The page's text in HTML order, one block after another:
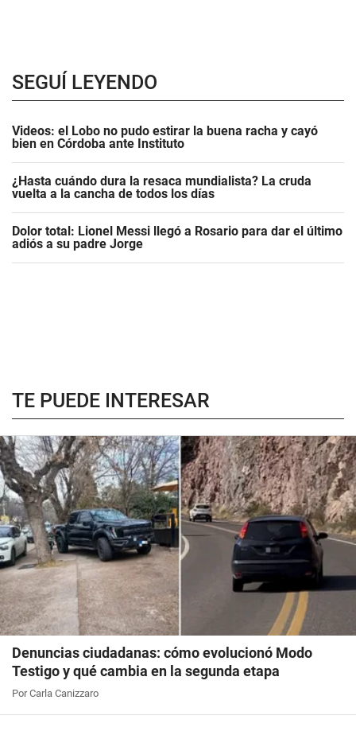
SEGUÍ LEYENDO
Videos: el Lobo no pudo estirar la buena racha y cayó
bien en Córdoba ante Instituto
¿Hasta cuándo dura la resaca mundialista? La cruda
vuelta a la cancha de todos los días
Dolor total: Lionel Messi llegó a Rosario para dar el último
adiós a su padre Jorge
TE PUEDE INTERESAR
Denuncias ciudadanas: cómo evolucionó Modo
Testigo y qué cambia en la segunda etapa
Por Carla Canizzaro